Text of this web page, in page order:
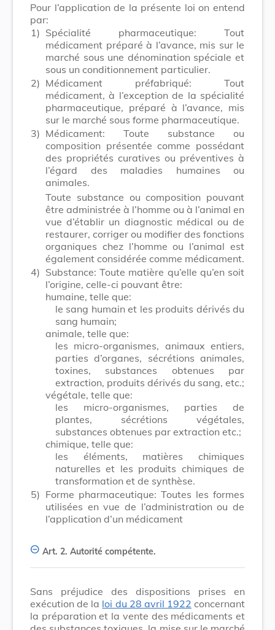
Pour l’application de la présente loi on entend
par:
1) Spécialité pharmaceutique: Tout
médicament préparé à l’avance, mis sur le
marché sous une dénomination spéciale et
sous un conditionnement particulier.
2) Médicament préfabriqué: Tout
médicament, à l’exception de la spécialité
pharmaceutique, préparé à l’avance, mis
sur le marché sous forme pharmaceutique.
3) Médicament: Toute substance ou
composition présentée comme possédant
des propriétés curatives ou préventives à
l’égard des maladies humaines ou
animales.
Toute substance ou composition pouvant
être administrée à l’homme ou à l’animal en
vue d’établir un diagnostic médical ou de
restaurer, corriger ou modifier des fonctions
organiques chez l’homme ou l’animal est
également considérée comme médicament.
4) Substance: Toute matière qu’elle qu’en soit
l’origine, celle-ci pouvant être:
humaine, telle que:
le sang humain et les produits dérivés du
sang humain;
animale, telle que:
les micro-organismes, animaux entiers,
parties d’organes, sécrétions animales,
toxines, substances obtenues par
extraction, produits dérivés du sang, etc.;
végétale, telle que:
les micro-organismes, parties de
plantes, sécrétions végétales,
substances obtenues par extraction etc.;
chimique, telle que:
les éléments, matières chimiques
naturelles et les produits chimiques de
transformation et de synthèse.
5) Forme pharmaceutique: Toutes les formes
utilisées en vue de l’administration ou de
l’application d’un médicament
Art. 2. Autorité compétente.
Sans préjudice des dispositions prises en
exécution de la loi du 28 avril 1922 concernant
la préparation et la vente des médicaments et